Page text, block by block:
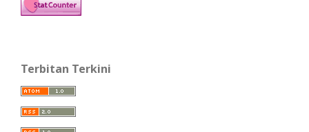
Terbitan Terkini